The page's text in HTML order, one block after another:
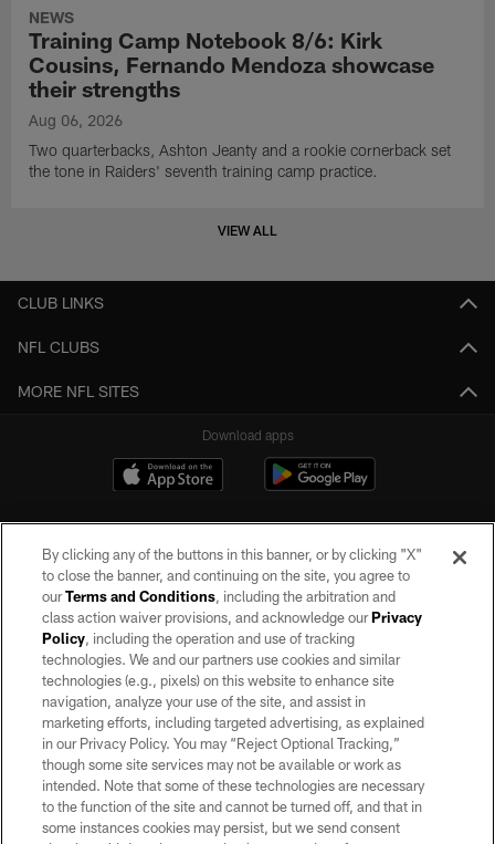
NEWS
Training Camp Notebook 8/6: Kirk
Cousins, Fernando Mendoza showcase
their strengths
Aug 06, 2026
Two quarterbacks, Ashton Jeanty and a rookie cornerback set
the tone in Raiders' seventh training camp practice.
VIEW ALL
CLUB LINKS
NFL CLUBS
MORE NFL SITES
Download apps
©2026 by the Las Vegas Raiders. All rights reserved. No portion of this site
may be reproduced without the express written permission of the Las Vegas
Raiders.
PRIVACY POLICY
TERMS OF SERVICE
ACCESSIBILITY
AD CHOICES
By clicking any of the buttons in this banner, or by clicking "X"
to close the banner, and continuing on the site, you agree to
ourTerms and Conditions, including the arbitration and
class action waiver provisions, and acknowledge ourPrivacy
Policy, including the operation and use of tracking
technologies. We and our partners use cookies and similar
technologies (e.g., pixels) on this website to enhance site
navigation, analyze your use of the site, and assist in
marketing efforts, including targeted advertising, as explained
in our Privacy Policy. You may “Reject Optional Tracking,”
though some site services may not be available or work as
intended. Note that some of these technologies are necessary
to the function of the site and cannot be turned off, and that in
some instances cookies may persist, but we send consent